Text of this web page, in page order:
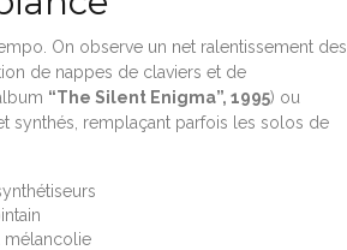
On observe un net ralentissement des
de nappes de claviers et de
“The Silent Enigma”, 1995) ou
synthés, remplaçant parfois les solos de
mélancolie